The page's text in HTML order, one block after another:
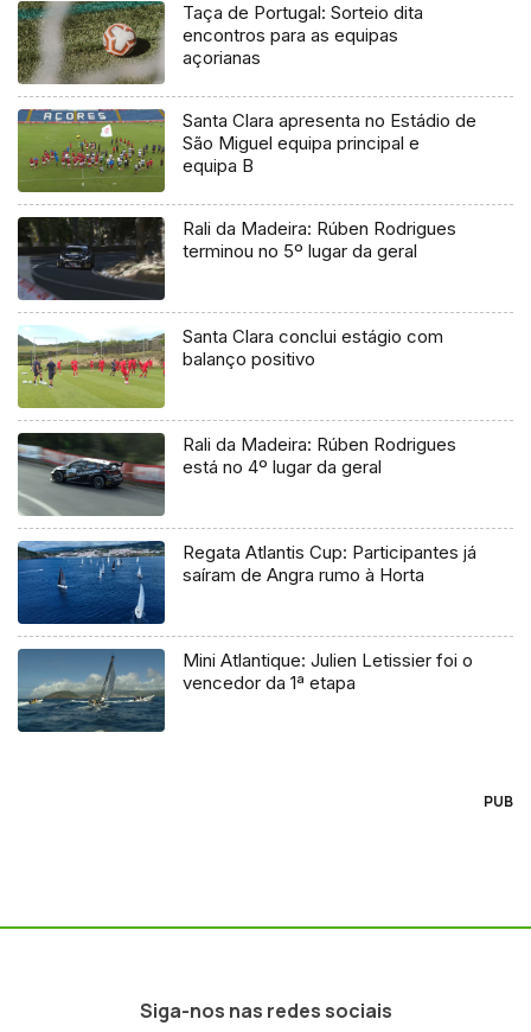
Taça de Portugal: Sorteio dita
encontros para as equipas
açorianas
Santa Clara apresenta no Estádio de
São Miguel equipa principal e
equipa B
Rali da Madeira: Rúben Rodrigues
terminou no 5º lugar da geral
Santa Clara conclui estágio com
balanço positivo
Rali da Madeira: Rúben Rodrigues
está no 4º lugar da geral
Regata Atlantis Cup: Participantes já
saíram de Angra rumo à Horta
Mini Atlantique: Julien Letissier foi o
vencedor da 1ª etapa
PUB
Siga-nos nas redes sociais